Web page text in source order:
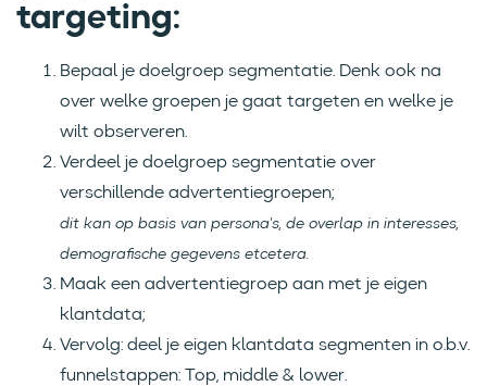
targeting:
Bepaal je doelgroep segmentatie. Denk ook na
over welke groepen je gaat targeten en welke je
wilt observeren.
Verdeel je doelgroep segmentatie over
verschillende advertentiegroepen;
dit kan op basis van persona's, de overlap in interesses,
demografische gegevens etcetera.
Maak een advertentiegroep aan met je eigen
klantdata;
Vervolg: deel je eigen klantdata segmenten in o.b.v.
funnelstappen: Top, middle & lower.